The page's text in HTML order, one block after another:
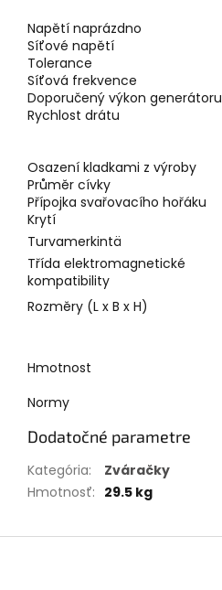
Napětí naprázdno
Síťové napětí
Tolerance
Síťová frekvence
Doporučený výkon generátoru
Rychlost drátu
Osazení kladkami z výroby
Průměr cívky
Přípojka svařovacího hořáku
Krytí
Turvamerkintä
Třída elektromagnetické
kompatibility
Rozměry (L x B x H)
Hmotnost
Normy
Dodatočné parametre
Kategória:
Zváračky
Hmotnosť: 29.5 kg